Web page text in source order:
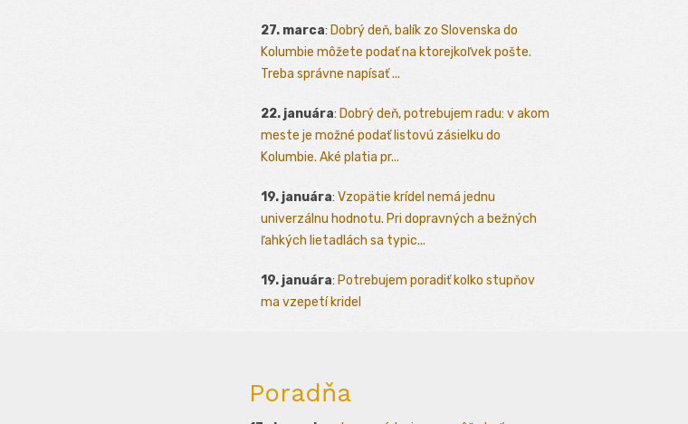
27. marca: Dobrý deň, balík zo Slovenska do
Kolumbie môžete podať na ktorejkoľvek pošte.
Treba správne napísať ...
22. januára: Dobrý deň, potrebujem radu: v akom
meste je možné podať listovú zásielku do
Kolumbie. Aké platia pr...
19. januára: Vzopätie krídel nemá jednu
univerzálnu hodnotu. Pri dopravných a bežných
ľahkých lietadlách sa typic...
19. januára: Potrebujem poradiť kolko stupňov
ma vzepetí kridel
Poradňa